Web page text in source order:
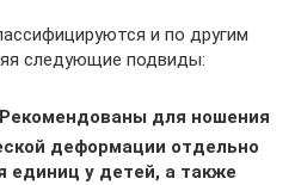
и по другим
следующие подвиды:
Рекомендованы для ношения
деформации отдельно
единиц у детей, а также